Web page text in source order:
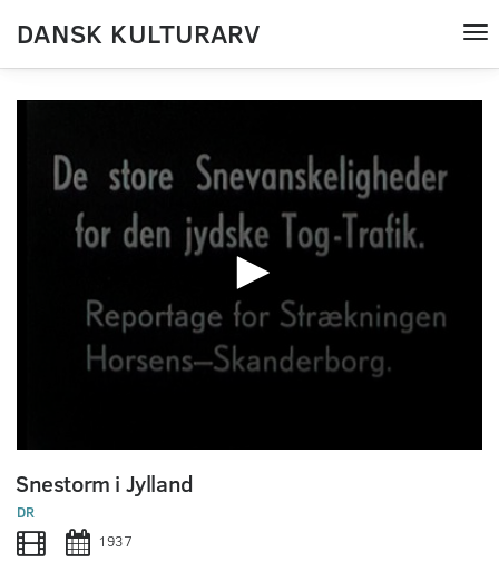
DANSK KULTURARV
seconds
of
0
seconds
Snestorm i Jylland
DR
1937